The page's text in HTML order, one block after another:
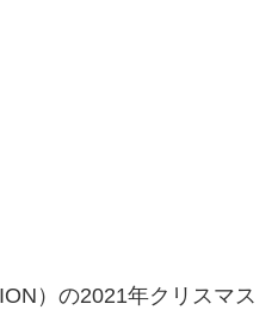
）の2021年クリスマス